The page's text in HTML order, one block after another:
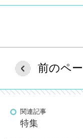
前のペ
関連記事
特集